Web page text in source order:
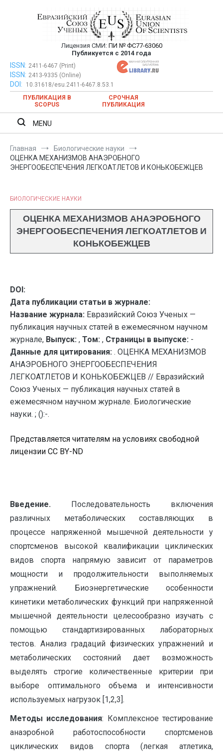
Евразийский Союз Ученых —
публикация научных статей в
ежемесячном научном журнале
Лицензия СМИ: ПИ № ФС77-63060
Публикуется с 2014 года
Евразийский Союз Ученых — публикация научных статей в
ежемесячном научном журнале
ISSN: 2411-6467 (Print)
ISSN: 2413-9335 (Online)
DOI:
10.31618/esu.2411-6467.8.53.1
ПУБЛИКАЦИЯ В
SCOPUS
СРОЧНАЯ
ПУБЛИКАЦИЯ
MENU
Главная
Биологические науки
ОЦЕНКА МЕХАНИЗМОВ АНАЭРОБНОГО
ЭНЕРГООБЕСПЕЧЕНИЯ ЛЕГКОАТЛЕТОВ И КОНЬКОБЕЖЦЕВ
БИОЛОГИЧЕСКИЕ НАУКИ
ОЦЕНКА МЕХАНИЗМОВ АНАЭРОБНОГО
ЭНЕРГООБЕСПЕЧЕНИЯ ЛЕГКОАТЛЕТОВ И
КОНЬКОБЕЖЦЕВ
DOI:
Дата публикации статьи в журнале:
Название журнала: Евразийский Союз Ученых —
публикация научных статей в ежемесячном научном
журнале, Выпуск: , Том: , Страницы в выпуске: -
Данные для цитирования: . ОЦЕНКА МЕХАНИЗМОВ
АНАЭРОБНОГО ЭНЕРГООБЕСПЕЧЕНИЯ
ЛЕГКОАТЛЕТОВ И КОНЬКОБЕЖЦЕВ // Евразийский
Союз Ученых — публикация научных статей в
ежемесячном научном журнале. Биологические
науки. ; ():-.
Представляется читателям на условиях свободной
лицензии CC BY-ND
Введение. Последовательность включения
различных метаболических составляющих в
процессе напряженной мышечной деятельности у
спортсменов высокой квалификации циклических
видов спорта напрямую зависит от параметров
мощности и продолжительности выполняемых
упражнений. Биоэнергетические особенности
кинетики метаболических функций при напряженной
мышечной деятельности целесообразно изучать с
помощью стандартизированных лабораторных
тестов. Анализ градаций физических упражнений и
метаболических состояний дает возможность
выделять строгие количественные критерии при
выборе оптимального объема и интенсивности
используемых нагрузок [1,2,3].
Методы исследования: Комплексное тестирование
анаэробной работоспособности спортсменов
циклических видов спорта (легкая атлетика,